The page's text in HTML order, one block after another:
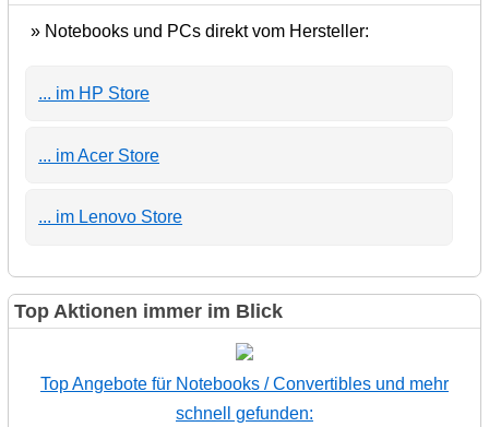
» Notebooks und PCs direkt vom Hersteller:
... im HP Store
... im Acer Store
... im Lenovo Store
Top Aktionen immer im Blick
Top Angebote für Notebooks / Convertibles und mehr
schnell gefunden: